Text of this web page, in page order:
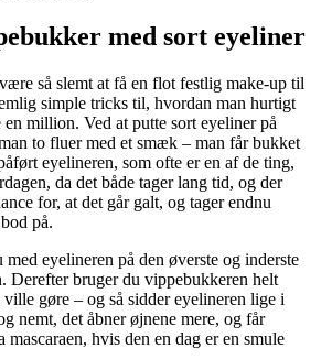
med sort eyeliner
så slemt at få en flot festlig make-up til
simple tricks til, hvordan man hurtigt
million. Ved at putte sort eyeliner på
to fluer med et smæk – man får bukket
eyelineren, som ofte er en af de ting,
da det både tager lang tid, og der
for, at det går galt, og tager endnu
på.
eyelineren på den øverste og inderste
Derefter bruger du vippebukkeren helt
gøre – og så sidder eyelineren lige i
nemt, det åbner øjnene mere, og får
hvis den en dag er en smule